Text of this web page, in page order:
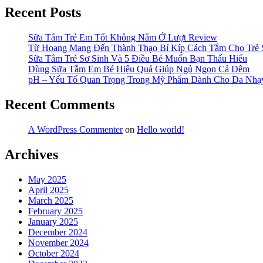
Recent Posts
Sữa Tắm Trẻ Em Tốt Không Nằm Ở Lượt Review
Từ Hoang Mang Đến Thành Thạo Bí Kíp Cách Tắm Cho Trẻ
Sữa Tắm Trẻ Sơ Sinh Và 5 Điều Bé Muốn Bạn Thấu Hiểu
Dùng Sữa Tắm Em Bé Hiệu Quả Giúp Ngủ Ngon Cả Đêm
pH – Yếu Tố Quan Trọng Trong Mỹ Phẩm Dành Cho Da
Recent Comments
A WordPress Commenteron Hello world!
Archives
May 2025
April 2025
March 2025
February 2025
January 2025
December 2024
November 2024
October 2024